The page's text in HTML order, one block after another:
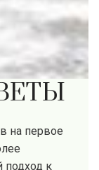
на первое
подход к